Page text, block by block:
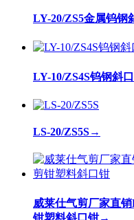
LY-20/ZS5金属钨钢
LY-10/ZS4S钨钢斜
LS-20/ZS5S→
威莱仕气剪厂家直
钳塑料斜口钳→